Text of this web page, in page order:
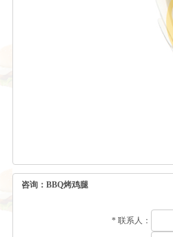
咨询：BBQ烤鸡腿
* 联系人：